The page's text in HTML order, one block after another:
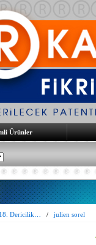
Ürünler
18. Dericilik… / julien sorel